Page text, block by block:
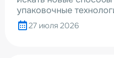
упаковочные
27 июля 2026